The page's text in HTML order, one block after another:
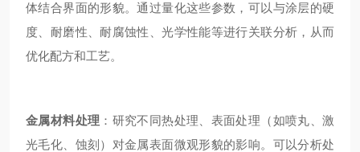
体结合界面的形貌。通过量化这些参数，可以与涂层的硬
度、耐磨性、耐腐蚀性、光学性能等进行关联分析，从而
优化配方和工艺。
金属材料处理 ：研究不同热处理、表面处理（如喷丸、激
光毛化、蚀刻）对金属表面微观形貌的影响。可以分析处